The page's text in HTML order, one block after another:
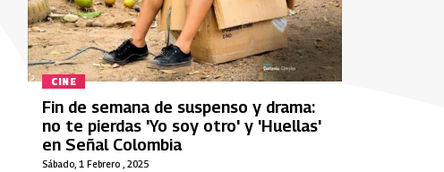
CINE
Sábado, 1 Febrero , 2025
Fin de semana de suspenso y drama:
no te pierdas 'Yo soy otro' y 'Huellas'
en Señal Colombia